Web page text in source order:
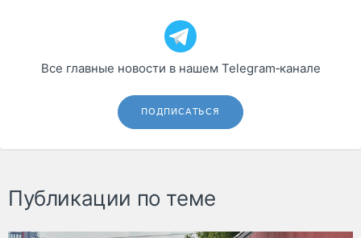
Все главные новости в нашем Telegram‑канале
ПОДПИСАТЬСЯ
Публикации по теме